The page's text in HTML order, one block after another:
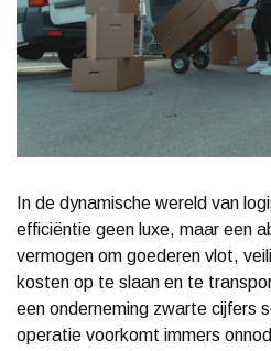
In de dynamische wereld van
efficiëntie geen luxe, maar een
vermogen om goederen vlot,
kosten op te slaan en te
een onderneming zwarte cijfers
operatie voorkomt immers